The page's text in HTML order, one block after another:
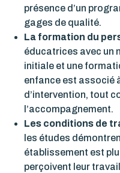
présence d’un
gages de qualité.
La formation du
éducatrices avec un
initiale et une
enfance est associé
d’intervention, tout
l’accompagnement.
Les conditions de
les études
établissement est
perçoivent leur